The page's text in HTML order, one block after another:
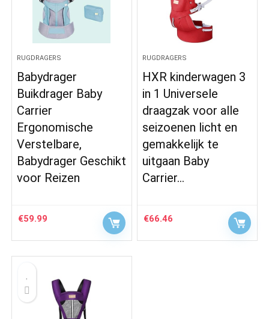
RUGDRAGERS
Babydrager
Buikdrager Baby
Carrier
Ergonomische
Verstelbare,
Babydrager Geschikt
voor Reizen
€59.99
RUGDRAGERS
HXR kinderwagen 3
in 1 Universele
draagzak voor alle
seizoenen licht en
gemakkelijk te
uitgaan Baby
Carrier…
€66.46